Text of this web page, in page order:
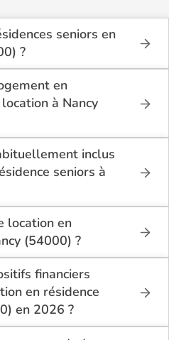
seniors en
?
on recense
seniors en location à
en
à Nancy
Résidences seniors en
se situe entre 1 077€ et 1
ayant
d'une place en
à Nancy (54000) se
mois.
inclus
seniors à
la résidence seniors
des espaces
la présence d’un
ou service
services sont optionnels et
location en
(54000) ?
à Nancy (54000)
autonomes souhaitant un
et convivial. Il est
ans ou plus, bien que
conditions. Des
peuvent être
financiers
en résidence
en 2026 ?
il est possible à